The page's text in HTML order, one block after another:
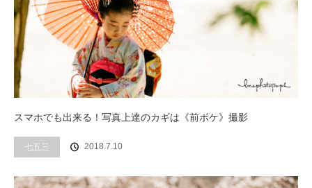
スマホでも出来る！写真上達のカギは《前ボケ》撮影
七五三 2018.7.10